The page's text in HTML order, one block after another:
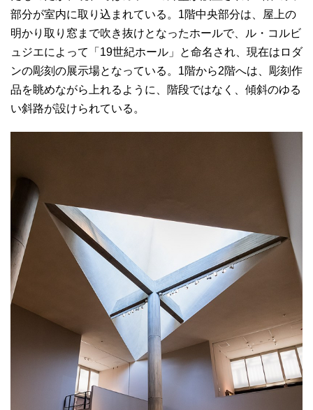
部分が室内に取り込まれている。1階中央部分は、屋上の
明かり取り窓まで吹き抜けとなったホールで、ル・コルビ
ュジエによって「19世紀ホール」と命名され、現在はロダ
ンの彫刻の展示場となっている。1階から2階へは、彫刻作
品を眺めながら上れるように、階段ではなく、傾斜のゆる
い斜路が設けられている。